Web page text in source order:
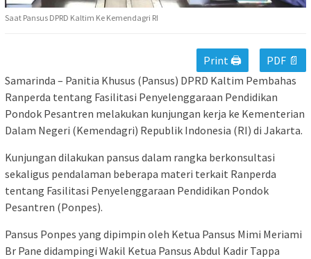
Saat Pansus DPRD Kaltim Ke Kemendagri RI
Print 🖨
PDF 📄
Samarinda – Panitia Khusus (Pansus) DPRD Kaltim Pembahas
Ranperda tentang Fasilitasi Penyelenggaraan Pendidikan
Pondok Pesantren melakukan kunjungan kerja ke Kementerian
Dalam Negeri (Kemendagri) Republik Indonesia (RI) di Jakarta.
Kunjungan dilakukan pansus dalam rangka berkonsultasi
sekaligus pendalaman beberapa materi terkait Ranperda
tentang Fasilitasi Penyelenggaraan Pendidikan Pondok
Pesantren (Ponpes).
Pansus Ponpes yang dipimpin oleh Ketua Pansus Mimi Meriami
Br Pane didampingi Wakil Ketua Pansus Abdul Kadir Tappa